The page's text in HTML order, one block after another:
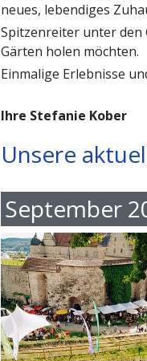
neues, lebendiges
Spitzenreiter unter den
Gärten holen möchten.
Einmalige Erlebnisse
Ihre Stefanie Kober
Unsere
September